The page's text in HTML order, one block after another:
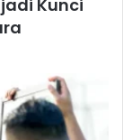
Kunci